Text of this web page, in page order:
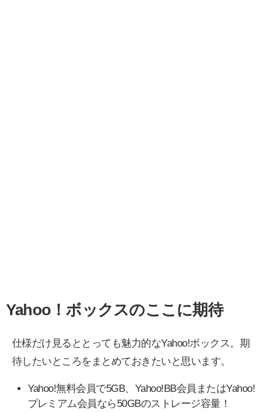
Yahoo！ボックスのここに期待
仕様だけ見るととっても魅力的なYahoo!ボックス。期
待したいところをまとめておきたいと思います。
Yahoo!無料会員で5GB、Yahoo!BB会員またはYahoo!
プレミアム会員なら50GBのストレージ容量！